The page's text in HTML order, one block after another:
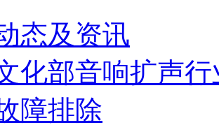
态及资讯
化部音响扩声
障排除